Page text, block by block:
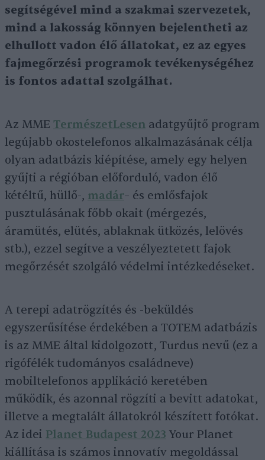
segítségével mind a szakmai szervezetek,
mind a lakosság könnyen bejelentheti az
elhullott vadon élő állatokat, ez az egyes
fajmegőrzési programok tevékenységéhez
is fontos adattal szolgálhat.
Az MME TermészetLesen adatgyűjtő program
legújabb okostelefonos alkalmazásának célja
olyan adatbázis kiépítése, amely egy helyen
gyűjti a régióban előforduló, vadon élő
kétéltű, hüllő-, madár– és emlősfajok
pusztulásának főbb okait (mérgezés,
áramütés, elütés, ablaknak ütközés, lelövés
stb.), ezzel segítve a veszélyeztetett fajok
megőrzését szolgáló védelmi intézkedéseket.
A terepi adatrögzítés és -beküldés
egyszerűsítése érdekében a TOTEM adatbázis
is az MME által kidolgozott, Turdus nevű (ez a
rigófélék tudományos családneve)
mobiltelefonos applikáció keretében
működik, és azonnal rögzíti a bevitt adatokat,
illetve a megtalált állatokról készített fotókat.
Az idei Planet Budapest 2023 Your Planet
kiállítása is számos innovatív megoldással